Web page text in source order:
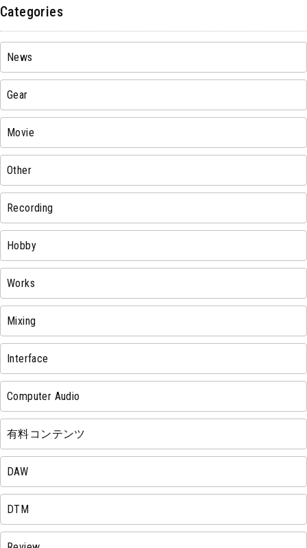
Categories
News
Gear
Movie
Other
Recording
Hobby
Works
Mixing
Interface
Computer Audio
有料コンテンツ
DAW
DTM